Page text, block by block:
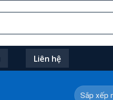
Liên hệ